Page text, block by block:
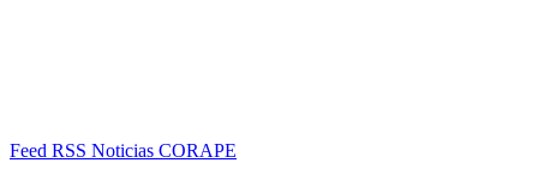
Feed RSS Noticias CORAPE